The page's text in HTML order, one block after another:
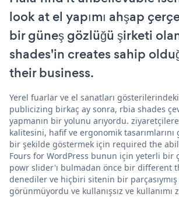
look at el yapımı ahşap
bir güneş gözlüğü şirketi
shades'in creates sahip
their business.
Yerel fuarlar ve el sanatları
publicizing birkaç ay sonra, rbia shades
yapmanın bir yolunu arıyordu.
kalitesini, hafif ve ergonomik tasarımlarını
bir şekilde göstermek için required the
Fours for WordPress bunun için yeterli bir
powr slider'ı bulmadan önce bir different
denediler ve hiçbiri sitenin bir
görünmüyordu ve kullanışsız ve kullanımı